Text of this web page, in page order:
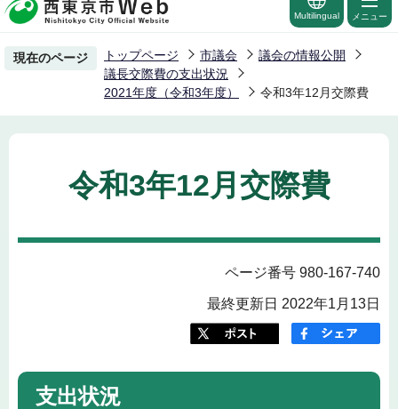
で
Multilingual メニュー
現在のページ トップページ 市議会
議会の情報公開
議長交際費の支出状況
2021年度（令和3年度）
令和3年12月交際費
令和3年12月交際費
ページ番号 980-167-740
最終更新日 2022年1月13日
支出状況